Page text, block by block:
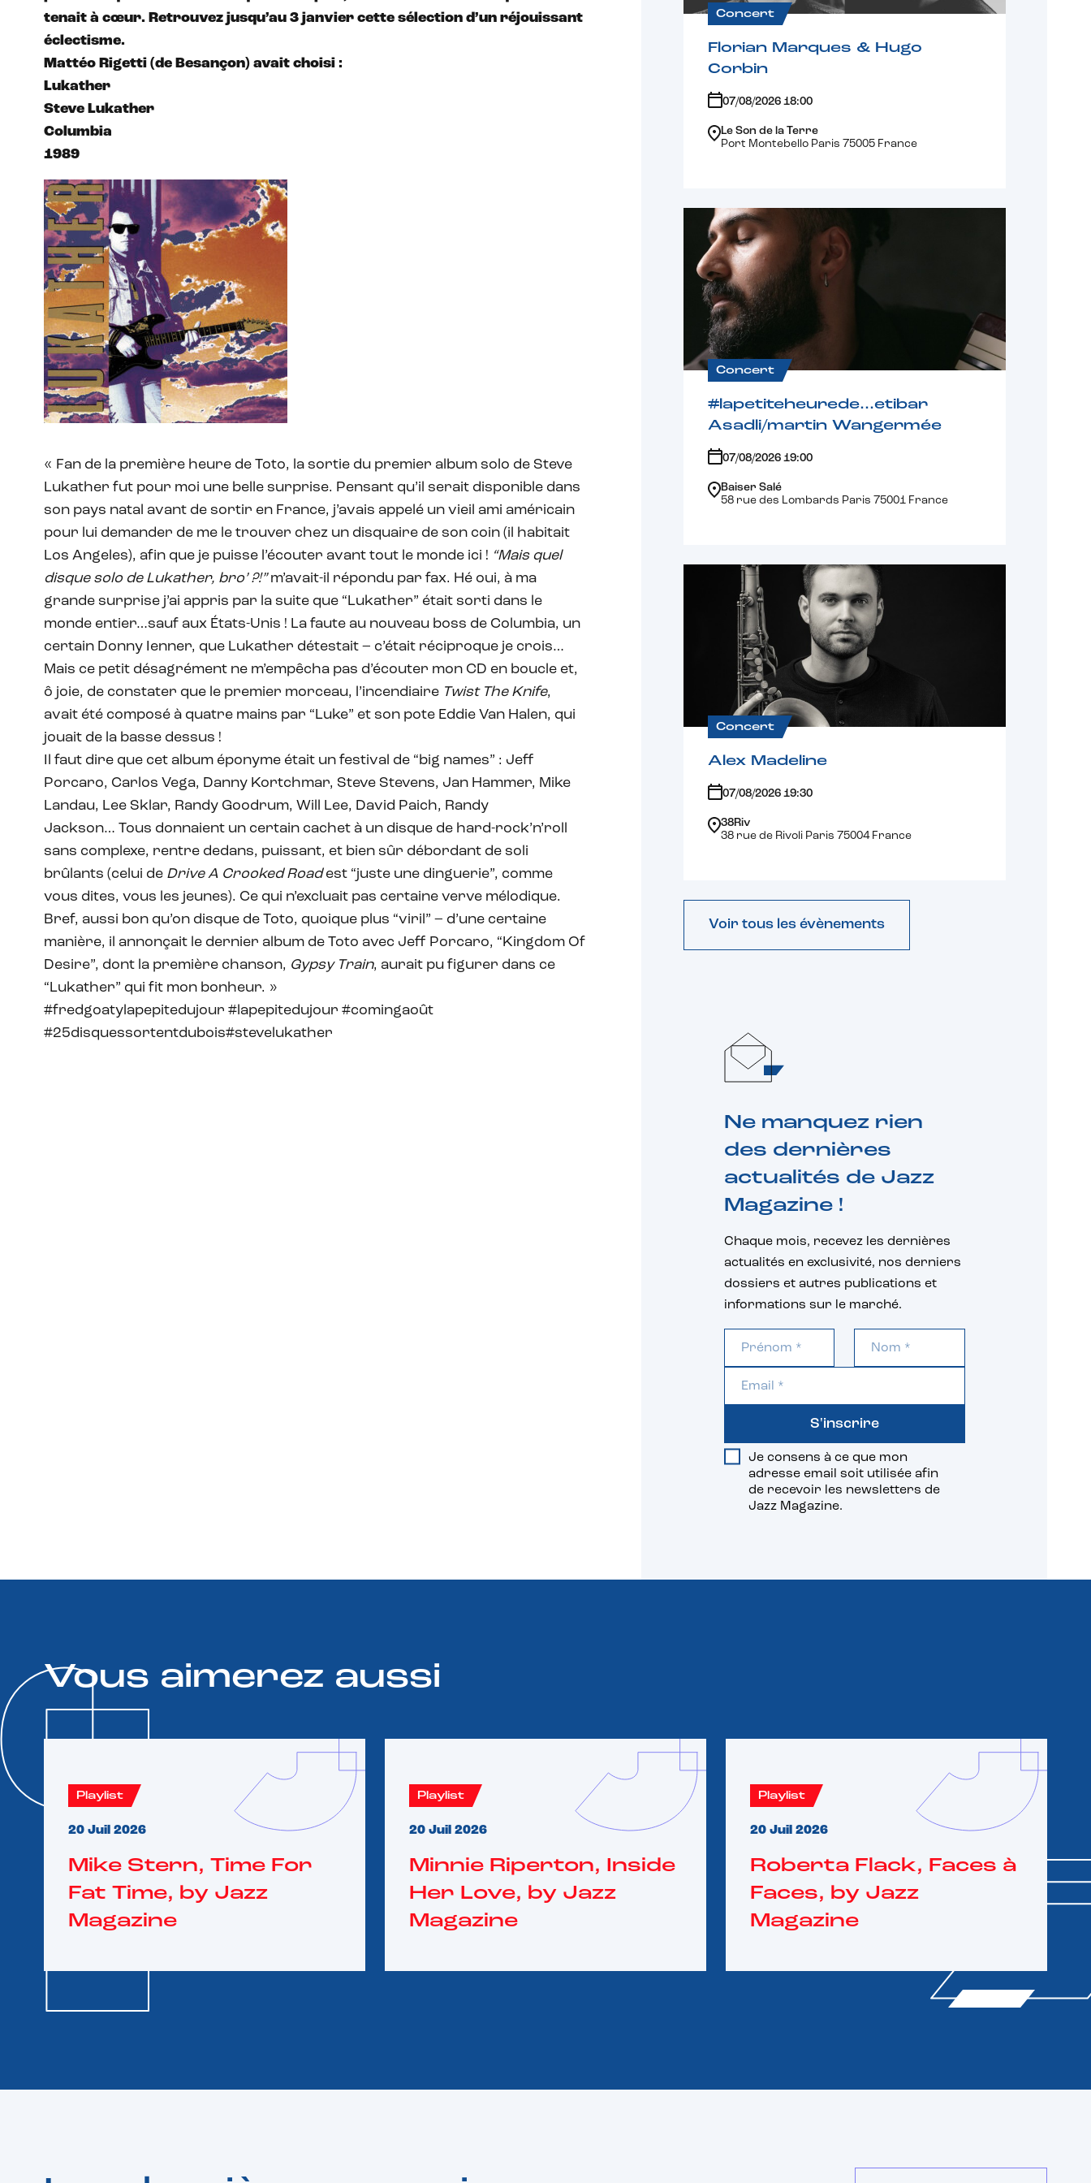
tenait à cœur. Retrouvez jusqu’au 3 janvier cette sélection d’un réjouissant
éclectisme.
Mattéo Rigetti (de Besançon) avait choisi :
Lukather
Steve Lukather
Columbia
1989
« Fan de la première heure de Toto, la sortie du premier album solo de Steve
Lukather fut pour moi une belle surprise. Pensant qu’il serait disponible dans
son pays natal avant de sortir en France, j’avais appelé un vieil ami américain
pour lui demander de me le trouver chez un disquaire de son coin (il habitait
Los Angeles), afin que je puisse l’écouter avant tout le monde ici ! “Mais quel
disque solo de Lukather, bro’ ?!”m’avait-il répondu par fax. Hé oui, à ma
grande surprise j’ai appris par la suite que “Lukather” était sorti dans le
monde entier…sauf aux États-Unis ! La faute au nouveau boss de Columbia, un
certain Donny Ienner, que Lukather détestait – c’était réciproque je crois…
Mais ce petit désagrément ne m’empêcha pas d’écouter mon CD en boucle et,
ô joie, de constater que le premier morceau, l’incendiaire Twist The Knife,
avait été composé à quatre mains par “Luke” et son pote Eddie Van Halen, qui
jouait de la basse dessus !
Il faut dire que cet album éponyme était un festival de “big names” : Jeff
Porcaro, Carlos Vega, Danny Kortchmar, Steve Stevens, Jan Hammer, Mike
Landau, Lee Sklar, Randy Goodrum, Will Lee, David Paich, Randy
Jackson… Tous donnaient un certain cachet à un disque de hard-rock’n’roll
sans complexe, rentre dedans, puissant, et bien sûr débordant de soli
brûlants (celui de Drive A Crooked Roadest “juste une dinguerie”, comme
vous dites, vous les jeunes). Ce qui n’excluait pas certaine verve mélodique.
Bref, aussi bon qu’on disque de Toto, quoique plus “viril” – d’une certaine
manière, il annonçait le dernier album de Toto avec Jeff Porcaro, “Kingdom Of
Desire”, dont la première chanson, Gypsy Train, aurait pu figurer dans ce
“Lukather” qui fit mon bonheur. »
#fredgoatylapepitedujour #lapepitedujour #comingaoût
#25disquessortentdubois#stevelukather
Concert
Florian Marques & Hugo
Corbin
07/08/2026 18:00
Le Son de la Terre
Port Montebello Paris 75005 France
Concert
#lapetiteheurede…etibar
Asadli/martin Wangermée
07/08/2026 19:00
Baiser Salé
58 rue des Lombards Paris 75001 France
Concert
Alex Madeline
07/08/2026 19:30
38Riv
38 rue de Rivoli Paris 75004 France
Voir tous les évènements
Ne manquez rien
des dernières
actualités de Jazz
Magazine !
Chaque mois, recevez les dernières
actualités en exclusivité, nos derniers
dossiers et autres publications et
informations sur le marché.
Je consens à ce que mon
adresse email soit utilisée afin
de recevoir les newsletters de
Jazz Magazine.
S'inscrire
Vous aimerez aussi
Playlist
20 Juil 2026
Mike Stern, Time For
Fat Time, by Jazz
Magazine
Playlist
20 Juil 2026
Minnie Riperton, Inside
Her Love, by Jazz
Magazine
Playlist
20 Juil 2026
Roberta Flack, Faces à
Faces, by Jazz
Magazine